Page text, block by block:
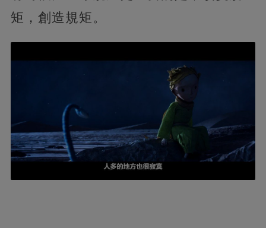
矩，創造規矩。